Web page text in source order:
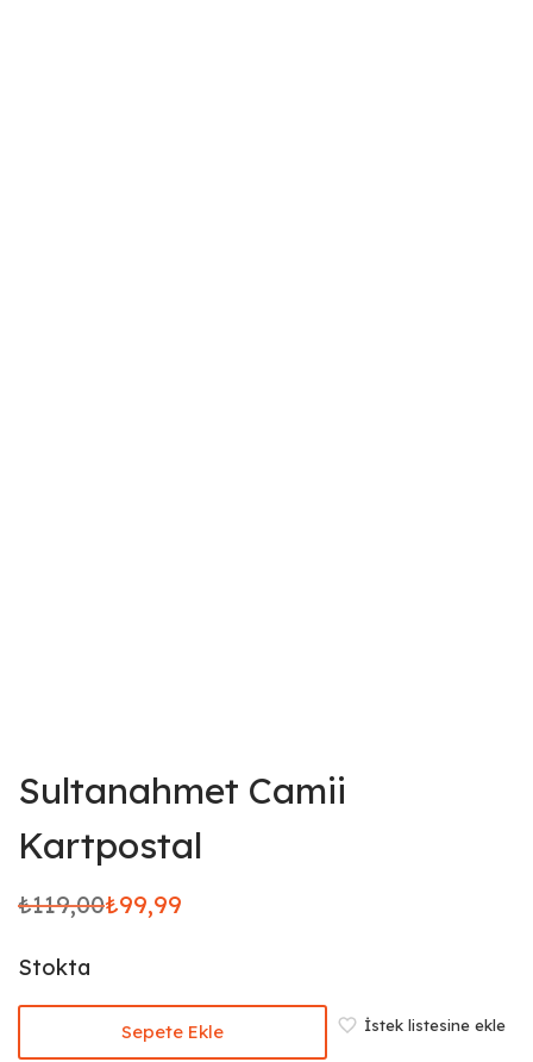
Sultanahmet Camii
Kartpostal
₺119,00
Orijinal
₺119,00.
₺99,99
Şu
fiyat:
₺99,99.
Stokta
Sepete Ekle İstek listesine ekle